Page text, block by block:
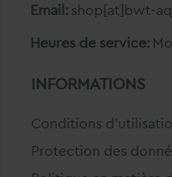
Email: shop[at]bwt-
Heures de service:
INFORMATIONS
Conditions
Protection des